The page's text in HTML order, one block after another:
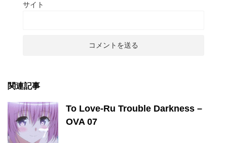
サイト
関連記事
To Love-Ru Trouble Darkness –
OVA 07